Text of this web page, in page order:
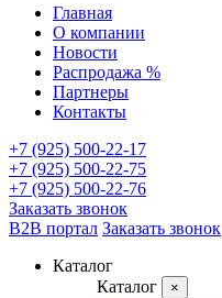
Главная
О компании
Новости
Распродажа %
Партнеры
Контакты
+7 (925) 500-22-17
+7 (925) 500-22-75
+7 (925) 500-22-76
Заказать звонок
B2B портал Заказать звонок
Каталог
Каталог
×